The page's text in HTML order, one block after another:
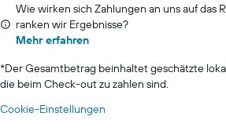
Wie wirken sich Zahlungen an uns auf das
ranken wir Ergebnisse?
Mehr erfahren
*Der Gesamtbetrag beinhaltet geschätzte
die beim Check-out zu zahlen sind.
Cookie-Einstellungen